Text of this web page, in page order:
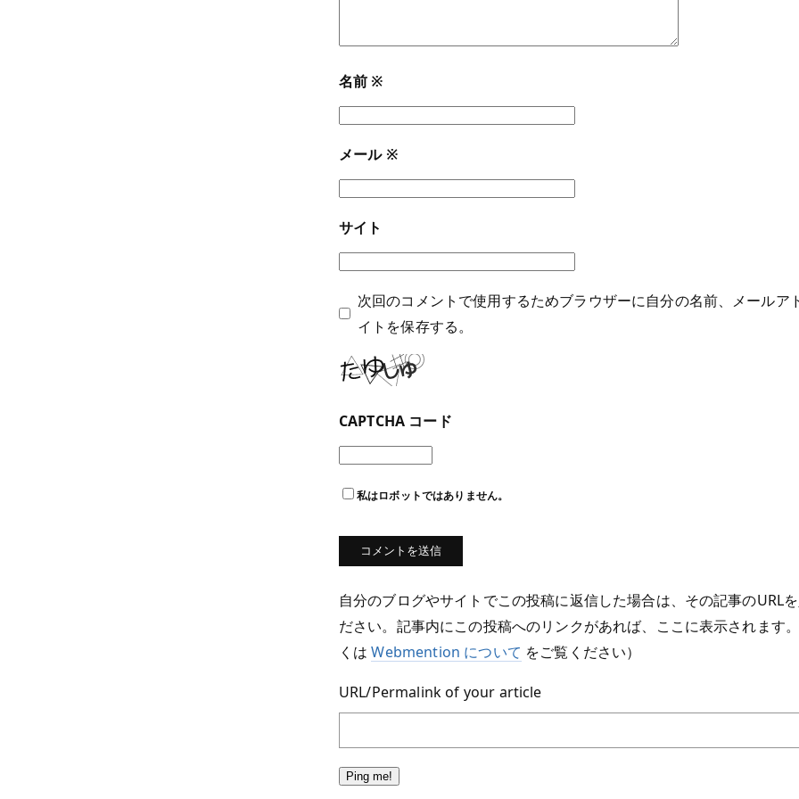
名前 ※
メール ※
サイト
次回のコメントで使用するためブラウザーに自分の名前、メールア
イトを保存する。
CAPTCHA コード
私はロボットではありません。
自分のブログやサイトでこの投稿に返信した場合は、その記事のURLを
ださい。記事内にこの投稿へのリンクがあれば、ここに表示されます
くはWebmention について をご覧ください）
URL/Permalink of your article